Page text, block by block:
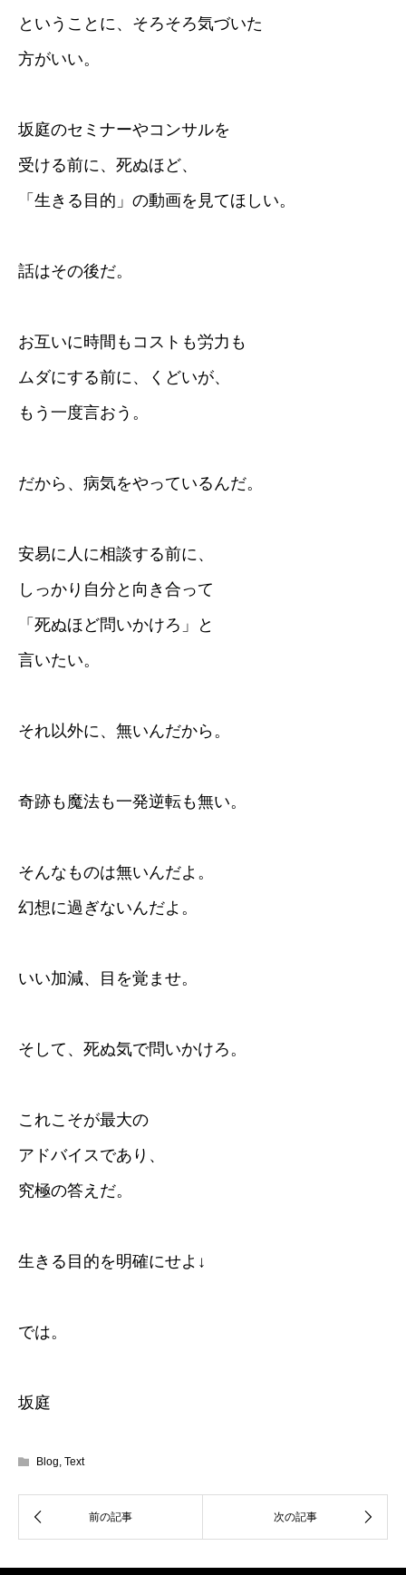
ということに、そろそろ気づいた
方がいい。
坂庭のセミナーやコンサルを
受ける前に、死ぬほど、
「生きる目的」の動画を見てほしい。
話はその後だ。
お互いに時間もコストも労力も
ムダにする前に、くどいが、
もう一度言おう。
だから、病気をやっているんだ。
安易に人に相談する前に、
しっかり自分と向き合って
「死ぬほど問いかけろ」と
言いたい。
それ以外に、無いんだから。
奇跡も魔法も一発逆転も無い。
そんなものは無いんだよ。
幻想に過ぎないんだよ。
いい加減、目を覚ませ。
そして、死ぬ気で問いかけろ。
これこそが最大の
アドバイスであり、
究極の答えだ。
生きる目的を明確にせよ↓
では。
坂庭
Blog, Text